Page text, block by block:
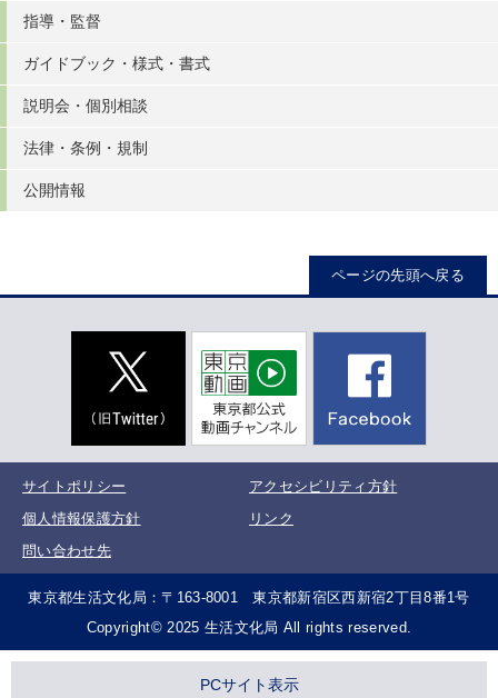
指導・監督
ガイドブック・様式・書式
説明会・個別相談
法律・条例・規制
公開情報
ページの先頭へ戻る
サイトポリシー
アクセシビリティ方針
個人情報保護方針
リンク
問い合わせ先
東京都生活文化局：〒163-8001 東京都新宿区西新宿2丁目8番1号
Copyright© 2025 生活文化局 All rights reserved.
PCサイト表示